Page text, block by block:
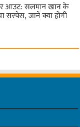
आउट: सलमान खान के
सस्पेंस, जानें क्या होगी